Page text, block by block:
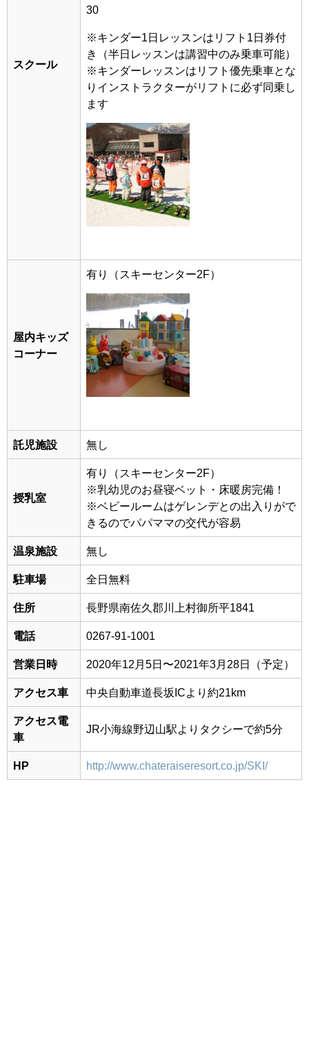
スクール
30
※キンダー1日レッスンは リフト1日券付
き
（半日レッスンは講習中のみ乗車可能）
※キンダーレッスンはリフト優先乗車とな
りインストラクターがリフトに必ず同乗し
ます
屋内キッズ
コーナー
有り（スキーセンター2F）
託児施設 無し
授乳室
有り（スキーセンター2F）
※乳幼児のお昼寝ベット・床暖房完備！
※ベビールームはゲレンデとの出入りがで
きるのでパパママの交代が容易
温泉施設 無し
駐車場 全日無料
住所 長野県南佐久郡川上村御所平1841
電話 0267-91-1001
営業日時 2020年12月5日〜2021年3月28日（予定）
アクセス車 中央自動車道長坂ICより約21km
アクセス電
車
JR小海線野辺山駅よりタクシーで約5分
HP http://www.chateraiseresort.co.jp/SKI/